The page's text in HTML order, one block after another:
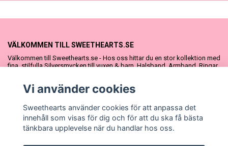
VÄLKOMMEN TILL SWEETHEARTS.SE
Välkommen till Sweethearts.se - Hos oss hittar du en stor kollektion med
fina, stilfulla Silversmycken till vuxen & barn. Halsband, Armband, Ringar
vår söta Sweethearts kolllektion med barnsmycken, tyllkjolar &
Vi använder cookies
Sweethearts använder cookies för att anpassa det
innehåll som visas för dig och för att du ska få bästa
tänkbara upplevelse när du handlar hos oss.